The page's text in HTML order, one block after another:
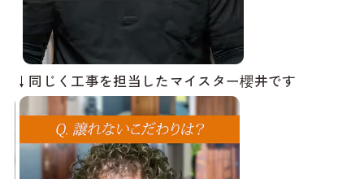
↓同じく工事を担当したマイスター櫻井です